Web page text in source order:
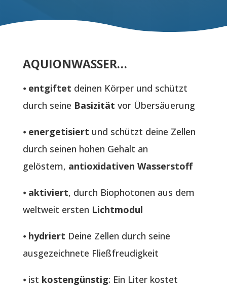
AQUIONWASSER…
⦁ entgiftet deinen Körper und schützt
durch seine Basizität vor Übersäuerung
⦁ energetisiert und schützt deine Zellen
durch seinen hohen Gehalt an
gelöstem, antioxidativen Wasserstoff
⦁ aktiviert, durch Biophotonen aus dem
weltweit ersten Lichtmodul
⦁ hydriert Deine Zellen durch seine
ausgezeichnete Fließfreudigkeit
⦁ ist kostengünstig: Ein Liter kostet